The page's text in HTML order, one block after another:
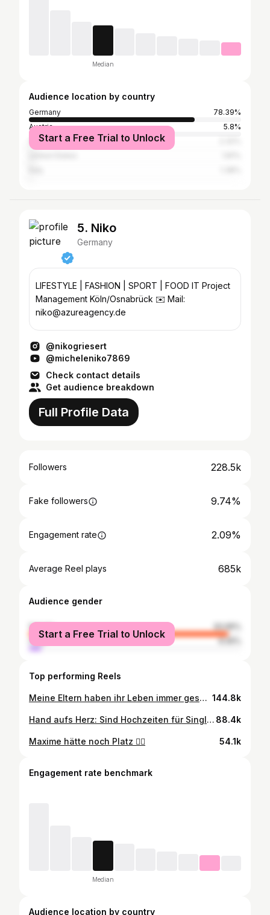
Median
Audience location by country
Germany
78.39%
Austria
5.8%
Spain
Start a Free Trial to Unlock
5. Niko
Germany
LIFESTYLE | FASHION | SPORT | FOOD IT Project
Management Köln/Osnabrück ✉️ Mail:
niko@azureagency.de
@nikogriesert
@micheleniko7869
Check contact details
Get audience breakdown
Full Profile Data
Followers 228.5k
Fake followers 9.74%
Engagement rate 2.09%
Average Reel plays 685k
Audience gender
female
93.95%
male
6.05%
Start a Free Trial to Unlock
Top performing Reels
Meine Eltern haben ihr Leben immer gespart. Sie haben auf viele Dinge verzichtet, immer mit dem Gedanken, dass es uns einmal besser gehen soll. Es ist an der Zeit zurückzugeben. Heute sitzt meine Mama zum ersten Mal in der Business Class. ❤️🥹 144.8k
Hand aufs Herz: Sind Hochzeiten für Singles romantisch oder emotionaler Endgegner? 👀👇 88.4k
Maxime hätte noch Platz 🙋‍♀️ 54.1k
Engagement rate benchmark
Median
Audience location by country